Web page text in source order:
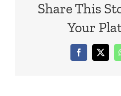
Share This
Your
Facebook
X